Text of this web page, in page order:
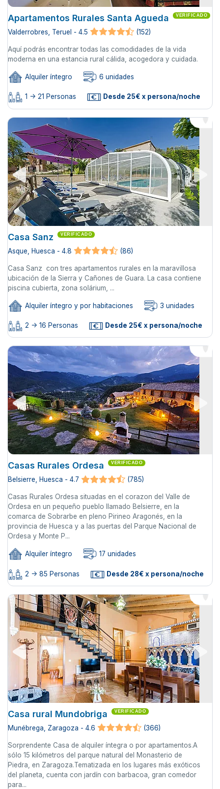
Apartamentos Rurales Santa Agueda VERIFICADO
Valderrobres, Teruel - 4.5 (152)
Aquí podrás encontrar todas las comodidades de la vida
moderna en una estancia rural cálida, acogedora y cuidada.
Alquiler íntegro 6 unidades
1 -> 21 Personas Desde 25€ x persona/noche
Casa Sanz VERIFICADO
Asque, Huesca - 4.8 (86)
Casa Sanz con tres apartamentos rurales en la maravillosa
ubicación de la Sierra y Cañones de Guara. La casa contiene
piscina cubierta, zona solárium, ...
Alquiler íntegro y por habitaciones 3 unidades
2 -> 16 Personas Desde 25€ x persona/noche
Casas Rurales Ordesa VERIFICADO
Belsierre, Huesca - 4.7 (785)
Casas Rurales Ordesa situadas en el corazon del Valle de
Ordesa en un pequeño pueblo llamado Belsierre, en la
comarca de Sobrarbe en pleno Pirineo Aragonés, en la
provincia de Huesca y a las puertas del Parque Nacional de
Ordesa y Monte P...
Alquiler íntegro 17 unidades
2 -> 85 Personas Desde 28€ x persona/noche
Casa rural Mundobriga VERIFICADO
Munébrega, Zaragoza - 4.6 (366)
Sorprendente Casa de alquiler íntegra o por apartamentos.A
sólo 15 kilómetros del parque natural del Monasterio de
Piedra, en Zaragoza.Tematizada en los lugares más exóticos
del planeta, cuenta con jardín con barbacoa, gran comedor
para...